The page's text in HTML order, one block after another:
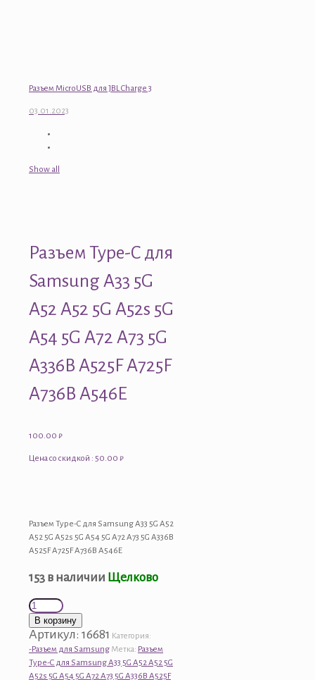
Разъем MicroUSB для JBL Charge 3
03.01.2023
Show all
Разъем Type-C для
Samsung A33 5G
A52 A52 5G A52s 5G
A54 5G A72 A73 5G
A336B A525F A725F
A736B A546E
100.00 ₽
Цена со скидкой : 50.00 ₽
Разъем Type-C для Samsung A33 5G A52
A52 5G A52s 5G A54 5G A72 A73 5G A336B
A525F A725F A736B A546E
153 в наличии Щелково
Количество
товара
Разъем
Type-
C
для
В корзину
Артикул: 16681 Категория:
-Разъем для Samsung Метка: Разъем
Type-C для Samsung A33 5G A52 A52 5G
A52s 5G A54 5G A72 A73 5G A336B A525F